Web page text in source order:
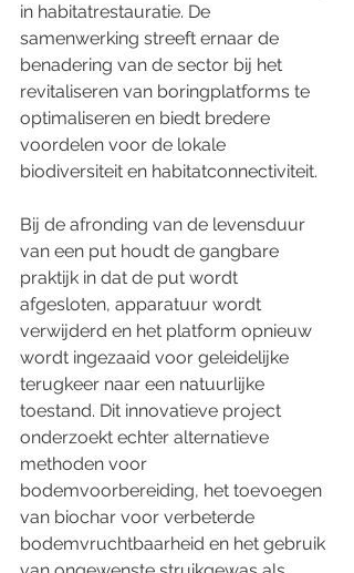
in habitatrestauratie. De
samenwerking streeft ernaar de
benadering van de sector bij het
revitaliseren van boringplatforms te
optimaliseren en biedt bredere
voordelen voor de lokale
biodiversiteit en habitatconnectiviteit.
Bij de afronding van de levensduur
van een put houdt de gangbare
praktijk in dat de put wordt
afgesloten, apparatuur wordt
verwijderd en het platform opnieuw
wordt ingezaaid voor geleidelijke
terugkeer naar een natuurlijke
toestand. Dit innovatieve project
onderzoekt echter alternatieve
methoden voor
bodemvoorbereiding, het toevoegen
van biochar voor verbeterde
bodemvruchtbaarheid en het gebruik